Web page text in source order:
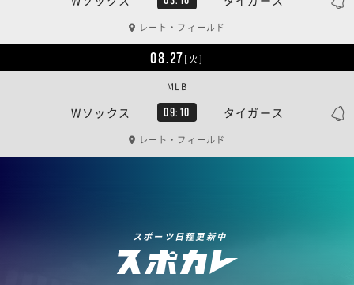
レート・フィールド
08.27[火]
Wソックス 09:10 タイガース
MLB
レート・フィールド
スポーツ日程更新中